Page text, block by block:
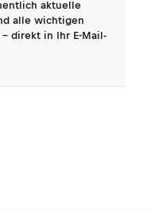
aktuelle
alle wichtigen
- direkt in Ihr E-Mail-